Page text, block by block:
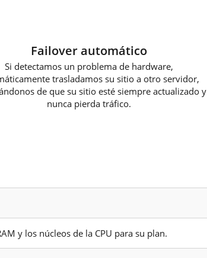
Failover automático
Si detectamos un problema de hardware,
trasladamos su sitio a otro servidor,
de que su sitio esté siempre actualizado y
nunca pierda tráfico.
y los núcleos de la CPU para su plan.